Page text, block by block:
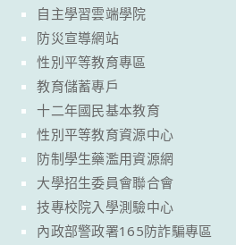
自主學習雲端學院
防災宣導網站
性別平等教育專區
教育儲蓄專戶
十二年國民基本教育
性別平等教育資源中心
防制學生藥濫用資源網
大學招生委員會聯合會
技專校院入學測驗中心
內政部警政署165防詐騙專區